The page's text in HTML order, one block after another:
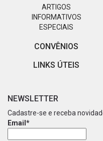
ARTIGOS
INFORMATIVOS
ESPECIAIS
CONVÊNIOS
LINKS ÚTEIS
NEWSLETTER
Cadastre-se e receba
Email*